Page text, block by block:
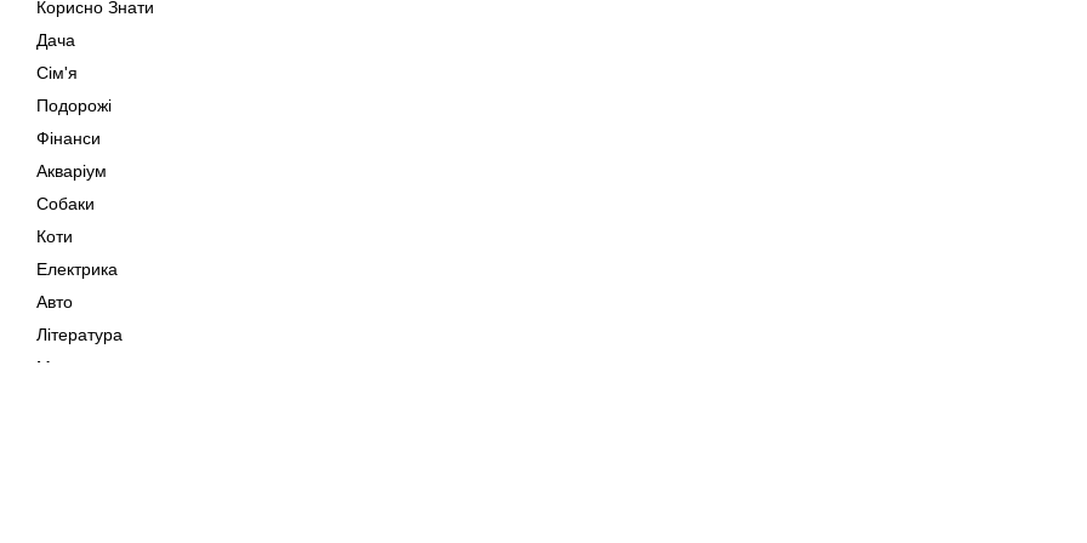
Корисно Знати
Дача
Сім'я
Подорожі
Фінанси
Акваріум
Собаки
Коти
Електрика
Авто
Література
Музика